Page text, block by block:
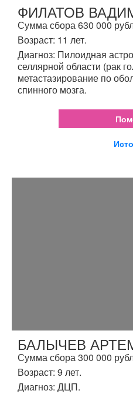
ФИЛАТОВ
Сумма сбора 630 000
Возраст: 11 лет.
Диагноз: Пилоидная
селлярной области (рак
метастазирование по
спинного мозга.
БАЛЫЧЕВ
Сумма сбора 300 000
Возраст: 9 лет.
Диагноз: ДЦП.